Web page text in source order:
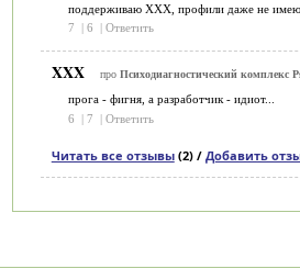
поддерживаю ХХХ, профили даже не
7
6 Ответить
XXX про Психодиагностический комплекс
прога - фигня, а разработчик - идиот...
6
| 7 | Ответить
Читать все отзывы(2) / Добавить